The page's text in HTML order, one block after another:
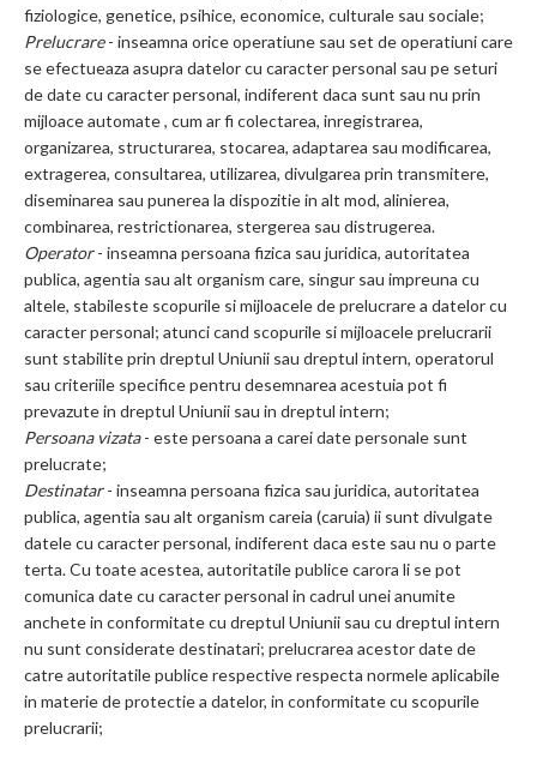
fiziologice, genetice, psihice, economice, culturale sau sociale;
Prelucrare- inseamna orice operatiune sau set de operatiuni care
se efectueaza asupra datelor cu caracter personal sau pe seturi
de date cu caracter personal, indiferent daca sunt sau nu prin
mijloace automate , cum ar fi colectarea, inregistrarea,
organizarea, structurarea, stocarea, adaptarea sau modificarea,
extragerea, consultarea, utilizarea, divulgarea prin transmitere,
diseminarea sau punerea la dispozitie in alt mod, alinierea,
combinarea, restrictionarea, stergerea sau distrugerea.
Operator- inseamna persoana fizica sau juridica, autoritatea
publica, agentia sau alt organism care, singur sau impreuna cu
altele, stabileste scopurile si mijloacele de prelucrare a datelor cu
caracter personal; atunci cand scopurile si mijloacele prelucrarii
sunt stabilite prin dreptul Uniunii sau dreptul intern, operatorul
sau criteriile specifice pentru desemnarea acestuia pot fi
prevazute in dreptul Uniunii sau in dreptul intern;
Persoana vizata- este persoana a carei date personale sunt
prelucrate;
Destinatar- inseamna persoana fizica sau juridica, autoritatea
publica, agentia sau alt organism careia (caruia) ii sunt divulgate
datele cu caracter personal, indiferent daca este sau nu o parte
terta. Cu toate acestea, autoritatile publice carora li se pot
comunica date cu caracter personal in cadrul unei anumite
anchete in conformitate cu dreptul Uniunii sau cu dreptul intern
nu sunt considerate destinatari; prelucrarea acestor date de
catre autoritatile publice respective respecta normele aplicabile
in materie de protectie a datelor, in conformitate cu scopurile
prelucrarii;